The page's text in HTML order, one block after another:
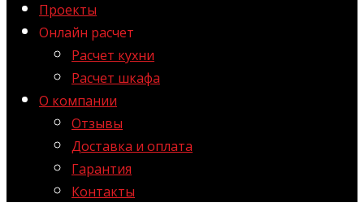
Проекты
Онлайн расчет
Расчет кухни
Расчет шкафа
О компании
Отзывы
Доставка и оплата
Гарантия
Контакты